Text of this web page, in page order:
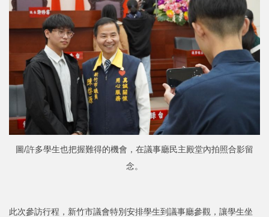
圖/許多學生也把握難得的機會，在議事廳民主殿堂內拍照合影留
念。
此次參訪行程，新竹市議會特別安排學生到議事廳參觀，讓學生坐